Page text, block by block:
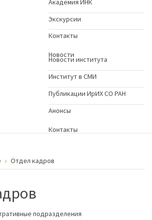
Академия ИНК
Экскурсии
Контакты
Новости
Новости института
Институт в СМИ
Публикации ИрИХ СО РАН
Анонсы
Контакты
Отдел кадров
подразделения